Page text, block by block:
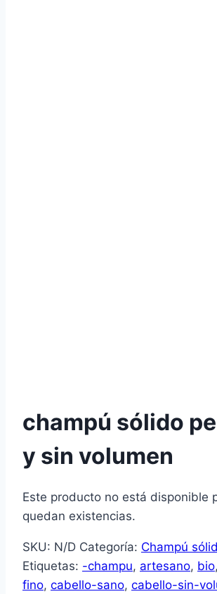
champú sólido
y sin volumen
Este producto no está disponible
quedan existencias.
SKU: N/D Categoría: Champú
Etiquetas: -champu, artesano, bio,
fino, cabello-sano, cabello-sin-